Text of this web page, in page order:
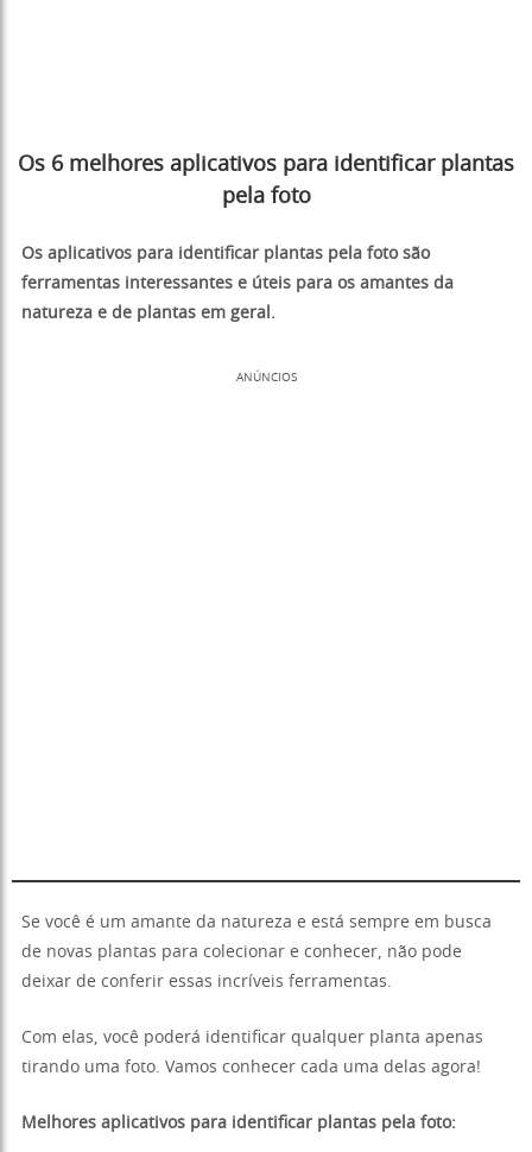
Os 6 melhores aplicativos para identificar plantas
pela foto
Os aplicativos para identificar plantas pela foto são
ferramentas interessantes e úteis para os amantes da
natureza e de plantas em geral.
ANÚNCIOS
Se você é um amante da natureza e está sempre em busca
de novas plantas para colecionar e conhecer, não pode
deixar de conferir essas incríveis ferramentas.
Com elas, você poderá identificar qualquer planta apenas
tirando uma foto. Vamos conhecer cada uma delas agora!
Melhores aplicativos para identificar plantas pela foto: